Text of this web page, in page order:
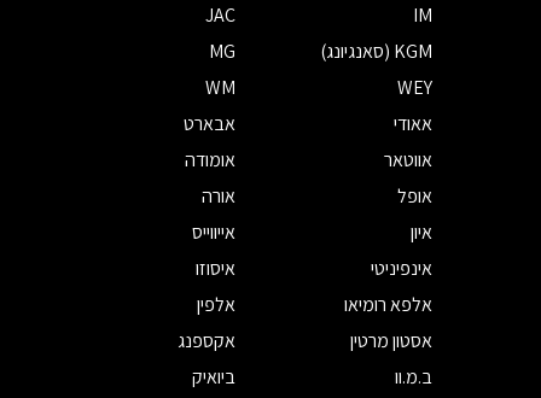
IM
JAC
KGM (סאנגיונג)
MG
WEY
WM
אאודי
אבארט
אווטאר
אומודה
אופל
אורה
איון
אייווייס
אינפיניטי
איסוזו
אלפא רומיאו
אלפין
אסטון מרטין
אקספנג
ב.מ.וו
ביואיק